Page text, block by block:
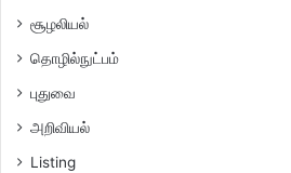
சூழலியல்
தொழில்நுட்பம்
புதுவை
அறிவியல்
Listing